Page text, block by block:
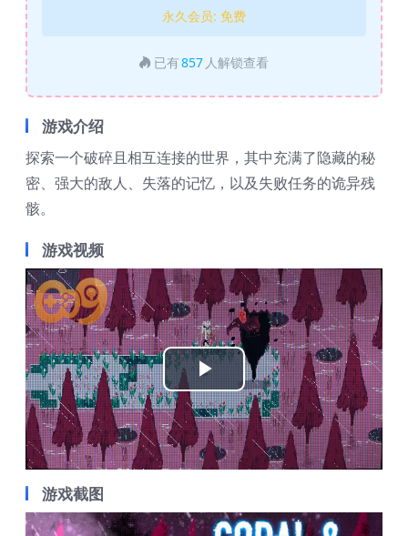
永久会员: 免费
已有857 人解锁查看
游戏介绍
探索一个破碎且相互连接的世界，其中充满了隐藏的秘
密、强大的敌人、失落的记忆，以及失败任务的诡异残
骸。
游戏视频
Play
Video
游戏截图